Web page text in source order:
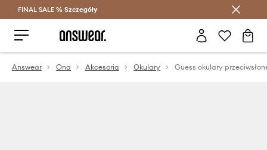
Oszczędzaj z Answear Club >
FINAL SALE % Szczegóły
Answear Ona Akcesoria Okulary Guess okulary